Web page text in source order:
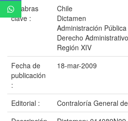
Palabras
clave :
Chile
Dictamen
Administración Pública
Derecho Administrativo
Región XIV
Fecha de
publicación
:
18-mar-2009
Editorial :
Contraloría General